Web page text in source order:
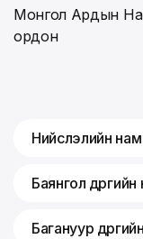
Монгол Ардын
ордон
Нийслэлийн
Баянгол
Багануур